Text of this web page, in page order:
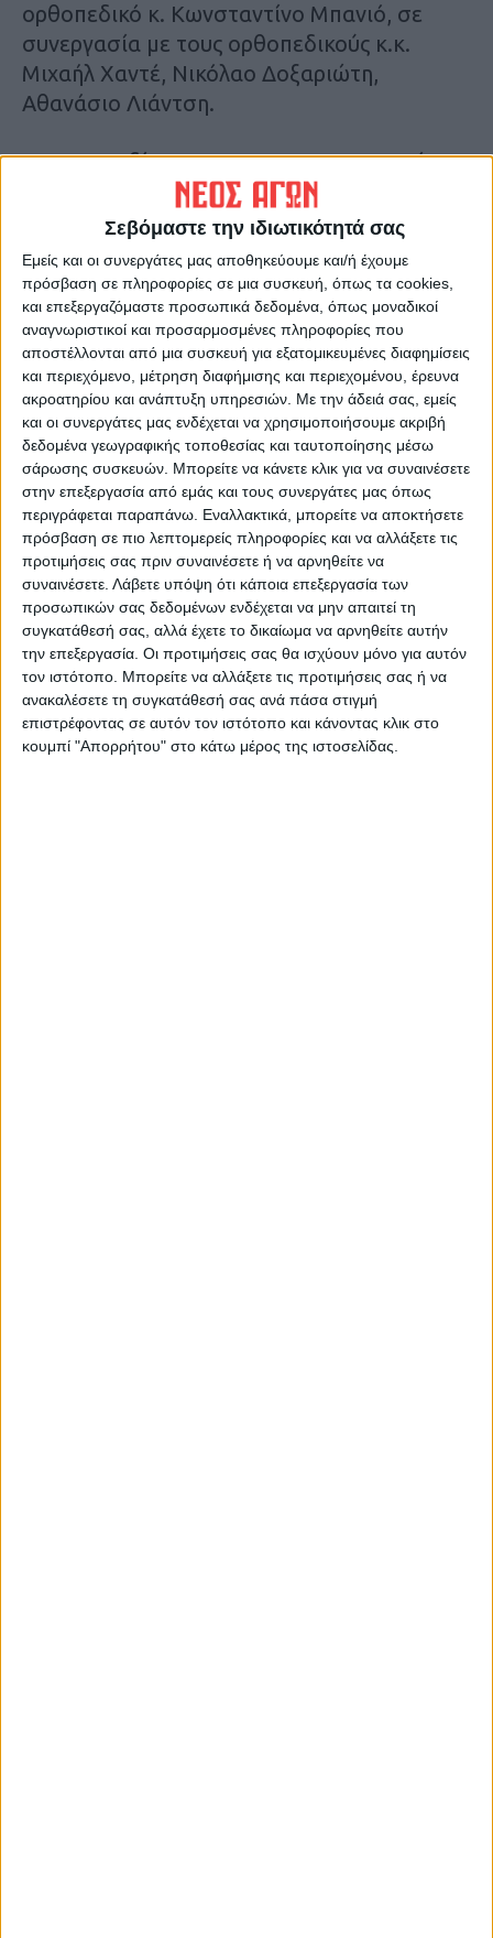
Σεβόμαστε την ιδιωτικότητά σας
Εμείς και οι συνεργάτες μας αποθηκεύουμε και/ή έχουμε
πρόσβαση σε πληροφορίες σε μια συσκευή, όπως τα cookies,
και επεξεργαζόμαστε προσωπικά δεδομένα, όπως μοναδικοί
αναγνωριστικοί και προσαρμοσμένες πληροφορίες που
αποστέλλονται από μια συσκευή για εξατομικευμένες διαφημίσεις
και περιεχόμενο, μέτρηση διαφήμισης και περιεχομένου, έρευνα
ακροατηρίου και ανάπτυξη υπηρεσιών. Με την άδειά σας, εμείς
και οι συνεργάτες μας ενδέχεται να χρησιμοποιήσουμε ακριβή
δεδομένα γεωγραφικής τοποθεσίας και ταυτοποίησης μέσω
σάρωσης συσκευών. Μπορείτε να κάνετε κλικ για να συναινέσετε
στην επεξεργασία από εμάς και τους συνεργάτες μας όπως
περιγράφεται παραπάνω. Εναλλακτικά, μπορείτε να αποκτήσετε
πρόσβαση σε πιο λεπτομερείς πληροφορίες και να αλλάξετε τις
προτιμήσεις σας πριν συναινέσετε ή να αρνηθείτε να
συναινέσετε. Λάβετε υπόψη ότι κάποια επεξεργασία των
προσωπικών σας δεδομένων ενδέχεται να μην απαιτεί τη
συγκατάθεσή σας, αλλά έχετε το δικαίωμα να αρνηθείτε αυτήν
την επεξεργασία. Οι προτιμήσεις σας θα ισχύουν μόνο για αυτόν
τον ιστότοπο. Μπορείτε να αλλάξετε τις προτιμήσεις σας ή να
ανακαλέσετε τη συγκατάθεσή σας ανά πάσα στιγμή
επιστρέφοντας σε αυτόν τον ιστότοπο και κάνοντας κλικ στο
κουμπί "Απορρήτου" στο κάτω μέρος της ιστοσελίδας.
ορθοπεδικό κ. Κωνσταντίνο Μπανιό, σε
συνεργασία με τους ορθοπεδικούς κ.κ.
Μιχαήλ Χαντέ, Νικόλαο Δοξαριώτη,
Αθανάσιο Λιάντση.
Ο Α.Σ. Καρδίτσας ΙΑΠΩΝΙΚΗ ευχαριστεί
θερμά τους ανωτέρω ιατρούς για τη
συνδρομή τους στην επέμβαση και όλο το
προσωπικό για τη φροντίδα προς τον
αθλητή μας, στον οποίο εύχεται ομαλή και
γρήγορη ανάρρωση».